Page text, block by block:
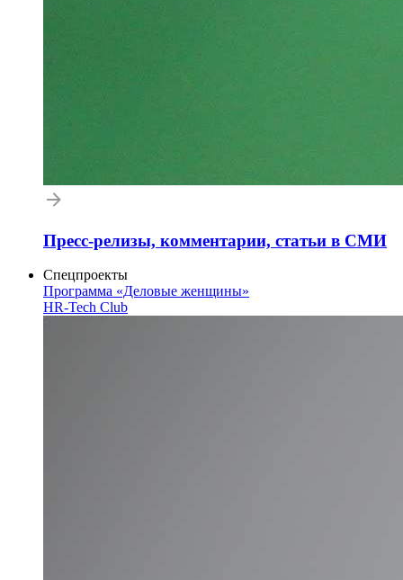
Пресс-релизы, комментарии, статьи в СМИ
Спецпроекты
Программа «Деловые женщины»
HR-Tech Club